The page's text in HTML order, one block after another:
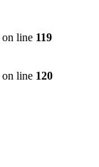
on line 119
on line 120